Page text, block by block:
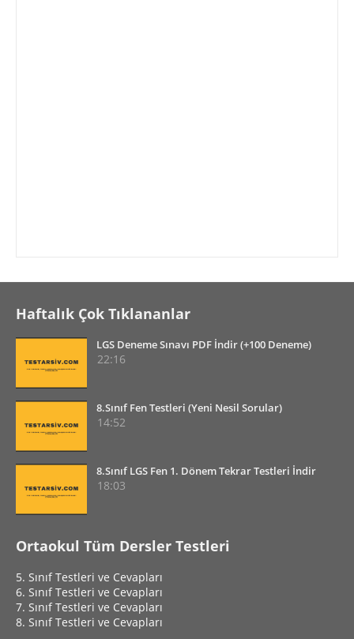
Haftalık Çok Tıklananlar
LGS Deneme Sınavı PDF İndir (+100 Deneme)
22:16
8.Sınıf Fen Testleri (Yeni Nesil Sorular)
14:52
8.Sınıf LGS Fen 1. Dönem Tekrar Testleri İndir
18:03
Ortaokul Tüm Dersler Testleri
5. Sınıf Testleri ve Cevapları
6. Sınıf Testleri ve Cevapları
7. Sınıf Testleri ve Cevapları
8. Sınıf Testleri ve Cevapları